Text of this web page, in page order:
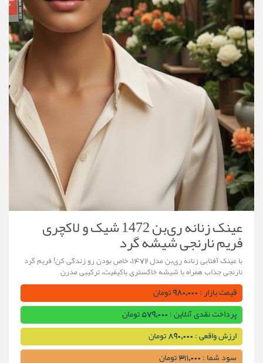
عینک زنانه ری‌بن 1472 شیک و لاکچری
فریم نارنجی شیشه گرد
با عینک آفتابی زنانه ری‌بن مدل 1472، خاص بودن رو زندگی کن! فریم گرد
نارنجی جذاب همراه با شیشه خاکستری باکیفیت، ترکیبی مدرن
قیمت بازار : 980,000 تومان
پرداخت نقدی آنلاین : 579,000 تومان
ارزش واقعی : 890,000 تومان
سود شما : 311,000 تومان